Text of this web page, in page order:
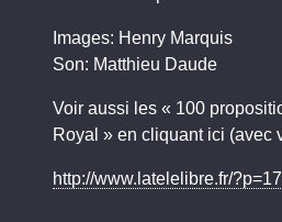
Images: Henry Marquis
Son: Matthieu Daude
Voir aussi les « 100
Royal » en cliquant ici (avec
http://www.latelelibre.fr/